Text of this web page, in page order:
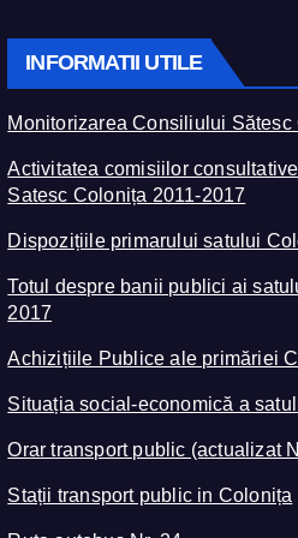
INFORMATII UTILE
Monitorizarea Consiliului
Activitatea comisiilor
Satesc Colonița 2011-2017
Dispozițiile primarului satului
Totul despre banii publici ai
2017
Achizițiile Publice ale primăriei
Situația social-economică a
Orar transport public (actualizat
Stații transport public in Colonița